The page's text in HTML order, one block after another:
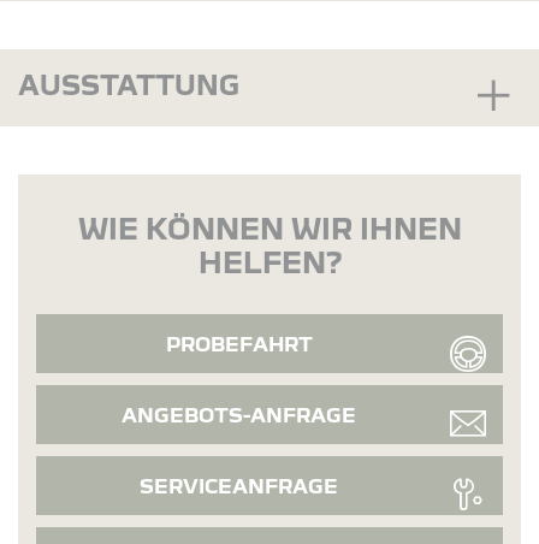
AUSSTATTUNG
WIE KÖNNEN WIR IHNEN
HELFEN?
PROBEFAHRT
ANGEBOTS-ANFRAGE
SERVICEANFRAGE